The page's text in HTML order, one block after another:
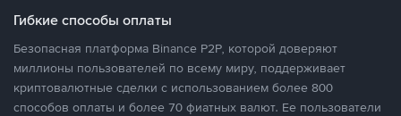
Гибкие способы оплаты
Безопасная платформа Binance P2P, которой доверяют
миллионы пользователей по всему миру, поддерживает
криптовалютные сделки с использованием более 800
способов оплаты и более 70 фиатных валют. Ее пользователи